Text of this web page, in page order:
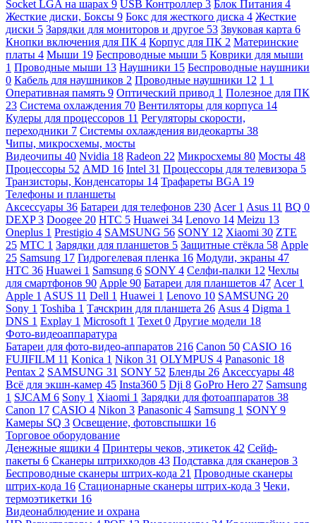
Socket LGA на шарах 9 USB Контроллер 3 Блок Питания 4
Жесткие диски, Боксы 9 Бокс для жесткого диска 4 Жесткие
диски 5 Зарядки для мониторов и другое 53 Звуковая карта 6
Кнопки включения для ПК 4 Корпус для ПК 2 Материнские
платы 4 Мыши 19 Беспроводные мыши 5 Коврики для мыши
1 Проводные мыши 13 Наушники 15 Беспроводные наушники
0 Кабель для наушников 2 Проводные наушники 12 1 1
Оперативная память 9 Оптический привод 1 Полезное для ПК
23 Система охлаждения 70 Вентиляторы для корпуса 14
Кулеры для процессоров 11 Регуляторы скорости,
переходники 7 Системы охлаждения видеокарты 38
Чипы, микросхемы, мосты
Видеочипы 40 Nvidia 18 Radeon 22 Микросхемы 80 Мосты 48
Процессоры 52 AMD 16 Intel 31 Процессоры для телевизора 5
Транзисторы, Конденсаторы 14 Трафареты BGA 19
Телефоны и планшеты
Аксессуары 36 Батареи для телефонов 230 Acer 1 Asus 11 BQ 0
DEXP3 Doogee 20 HTC 5 Huawei 34 Lenovo 14 Meizu 13
Oneplus 1 Prestigio 4 SAMSUNG 56 SONY 12 Xiaomi 30 ZTE
25 МТС 1 Зарядки для планшетов 5 Защитные стёкла 58 Apple
25 Samsung 17 Гидрогелевая пленка 16 Модули, экраны 47
HTC 36 Huawei 1 Samsung 6 SONY 4 Селфи-палки 12 Чехлы
для смартфонов 90 Apple 90 Батареи для планшетов 47 Acer 1
Apple 1 ASUS 11 Dell 1 Huawei 1 Lenovo 10 SAMSUNG 20
Sony 1 Toshiba 1 Тачскрин для планшета 26 Asus 4 Digma 1
DNS 1 Explay 1 Microsoft 1 Texet 0 Другие модели 18
Фото-видеоаппаратура
Батареи для фото-видео-аппаратов 216 Canon 50 CASIO 16
FUJIFILM 11 Konica 1 Nikon 31 OLYMPUS 4 Panasonic 18
Pentax 2 SAMSUNG 31 SONY 52 Бленды 26 Аксессуары 48
Всё для экшн-камер 45 Insta360 5 Dji 8 GoPro Hero 27 Samsung
1 SJCAM 6 Sony 1 Xiaomi 1 Зарядки для фотоаппаратов 38
Canon 17 CASIO 4 Nikon 3 Panasonic 4 Samsung 1 SONY 9
Камеры SQ 3 Освещение, фотовспышки 16
Торговое оборудование
Денежные ящики 4 Принтеры чеков, этикеток 42 Сейф-
пакеты 6 Сканеры штрихкодов 43 Подставка для сканеров 3
Беспроводные сканеры штрих-кода 21 Проводные сканеры
штрих-кода 16 Стационарные сканеры штрих-кода 3 Чеки,
термоэтикетки 16
Видеонаблюдение и охрана